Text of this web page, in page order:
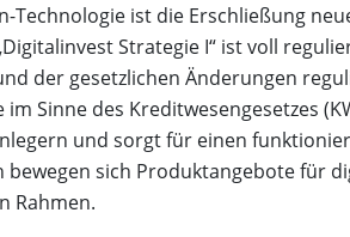
Technologie ist die Erschließung
Strategie I“ ist voll
der gesetzlichen Änderungen
Sinne des Kreditwesengesetzes
und sorgt für einen
bewegen sich Produktangebote für
Rahmen.